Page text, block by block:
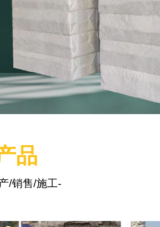
品
/销售/施工-